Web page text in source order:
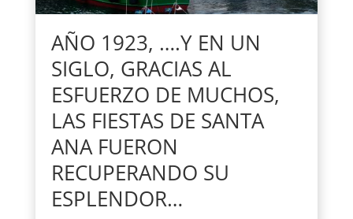
AÑO 1923, ….Y EN UN
SIGLO, GRACIAS AL
ESFUERZO DE MUCHOS,
LAS FIESTAS DE SANTA
ANA FUERON
RECUPERANDO SU
ESPLENDOR…